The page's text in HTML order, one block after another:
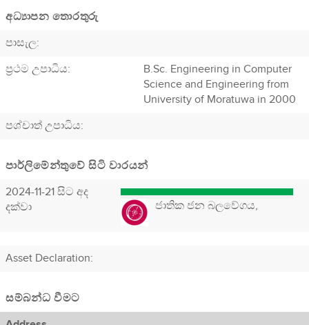
අධ්‍යාපන තොරතුරු
පාසැල:
ප්‍රථම උපාධිය:
B.Sc. Engineering in Computer
Science and Engineering from
University of Moratuwa in 2000
පශ්චාත් උපාධිය:
පාර්ලිමේන්තුවේ සිටි වාරයන්
2024-11-21 සිට අද
දක්වා
ජාතික ජන බලවේගය,
Asset Declaration:
සම්බන්ධ වීමට